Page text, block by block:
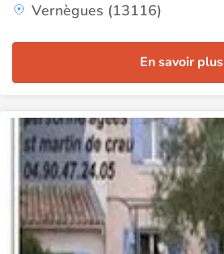
Vernègues (13116)
En savoir plus